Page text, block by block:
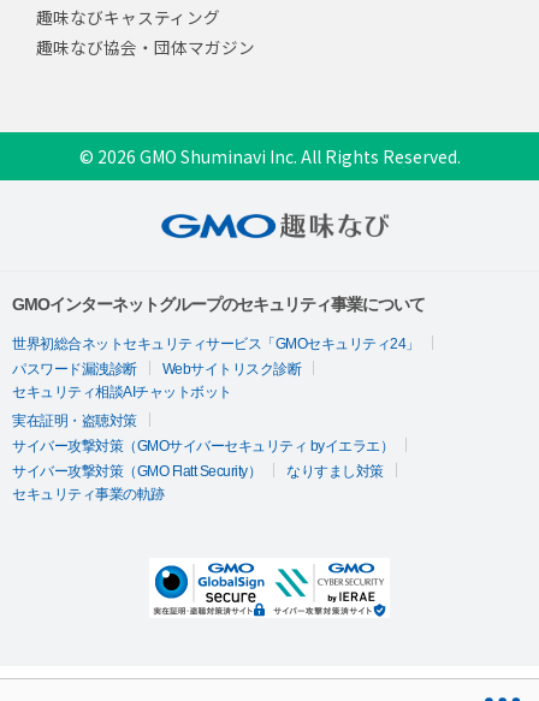
趣味なびキャスティング
趣味なび協会・団体マガジン
© 2026 GMO Shuminavi Inc. All Rights Reserved.